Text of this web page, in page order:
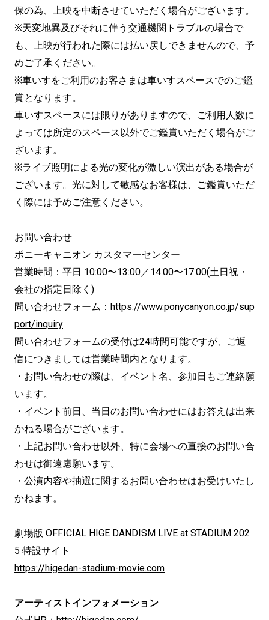
保の為、上映を中断させていただく場合がございます。
※天変地異及びそれに伴う交通機関トラブルの場合で
も、上映が行われた際には払い戻しできませんので、予
めご了承ください。
※車いすをご利用のお客さまは車いすスペースでのご鑑
賞となります。
車いすスペースには限りがありますので、ご利用人数に
よっては所定のスペース以外でご鑑賞いただく場合がご
ざいます。
※ライブ照明による光の変化が激しい演出がある場合が
ございます。光に対して敏感なお客様は、ご鑑賞いただ
く際には予めご注意ください。
お問い合わせ
ポニーキャニオン カスタマーセンター
営業時間：平日 10:00〜13:00／14:00〜17:00(土日祝・
会社の指定日除く)
問い合わせフォーム： https://www.ponycanyon.co.jp/sup
port/inquiry
問い合わせフォームの受付は24時間可能ですが、ご返
信につきましては営業時間内となります。
・お問い合わせの際は、イベント名、参加日もご連絡願
います。
・イベント前日、当日のお問い合わせにはお答えは出来
かねる場合がございます。
・上記お問い合わせ以外、特に会場への直接のお問い合
わせは御遠慮願います。
・公演内容や抽選に関するお問い合わせはお受けいたし
かねます。
劇場版 OFFICIAL HIGE DANDISM LIVE at STADIUM 202
5 特設サイト
https://higedan-stadium-movie.com
アーティストインフォメーション